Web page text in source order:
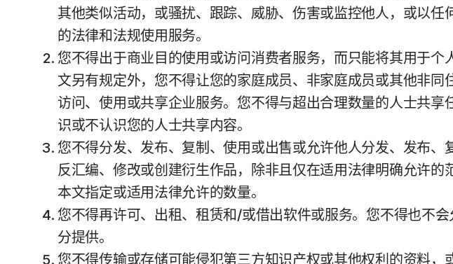
其他类似活动，或骚扰、跟踪、威胁、伤害或监控他人，或以
的法律和法规使用服务。
您不得出于商业目的使用或访问消费者服务，而只能将其用于
文另有规定外，您不得让您的家庭成员、非家庭成员或其他非
访问、使用或共享企业服务。您不得与超出合理数量的人士共
识或不认识您的人士共享内容。
您不得分发、发布、复制、使用或出售或允许他人分发、发布
反汇编、修改或创建衍生作品，除非且仅在适用法律明确允许
本文指定或适用法律允许的数量。
您不得再许可、出租、租赁和/或借出软件或服务。您不得也不
分提供。
您不得传输或存储可能侵犯第三方知识产权或其他权利的资料